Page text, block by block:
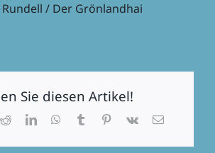
/ Der Grönlandhai
Sie diesen Artikel!
RedditLinkedInWhatsApp
TumblrPinterest
Vk
E-